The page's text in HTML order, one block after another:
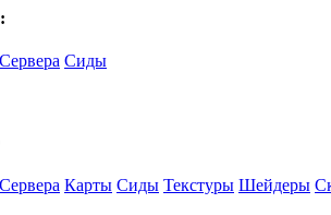
Сервера Сиды
Сервера Карты Сиды Текстуры Шейдеры